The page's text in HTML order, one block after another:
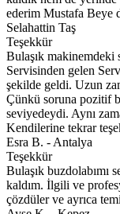
ederim Mustafa Beye
Selahattin Taş
Teşekkür
Bulaşık
Servisinden gelen
şekilde geldi. Uzun
Çünkü soruna pozitif
seviyedeydi. Aynı
Kendilerine tekrar
Esra B. - Antalya
Teşekkür
Bulaşık buzdolabımı
kaldım. İlgili ve
çözdüler ve ayrıca